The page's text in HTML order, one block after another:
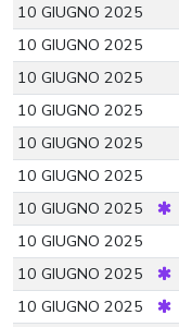
10 GIUGNO 2025
10 GIUGNO 2025
10 GIUGNO 2025
10 GIUGNO 2025
10 GIUGNO 2025
10 GIUGNO 2025
10 GIUGNO 2025
10 GIUGNO 2025
10 GIUGNO 2025
10 GIUGNO 2025